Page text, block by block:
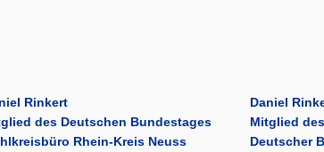
Rinkert
des Deutschen Bundestages
Rhein-Kreis Neuss
Daniel
Mitglied
Deutscher